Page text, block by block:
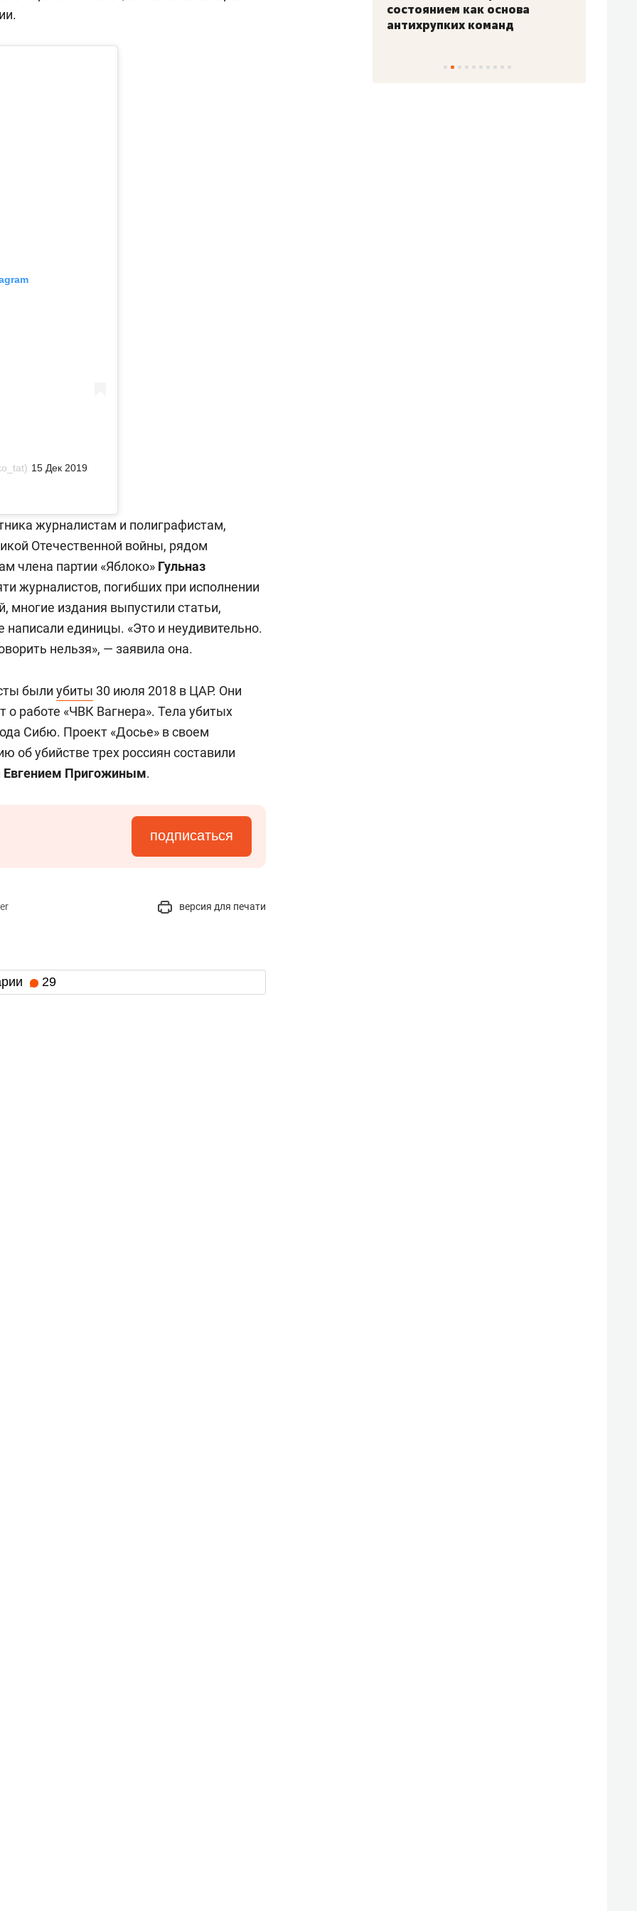
15 Дек 2019
журналистам и полиграфистам,
Отечественной войны, рядом
члена партии «Яблоко» Гульназ
журналистов, погибших при исполнении
многие издания выпустили статьи,
единицы. «Это и неудивительно.
нельзя», — заявила она.
были убиты 30 июля 2018 в ЦАР. Они
работе «ЧВК Вагнера». Тела убитых
Сибю. Проект «Досье» в своем
об убийстве трех россиян составили
Евгением Пригожиным.
подписаться
версия для печати
29
«Гонка Героев»